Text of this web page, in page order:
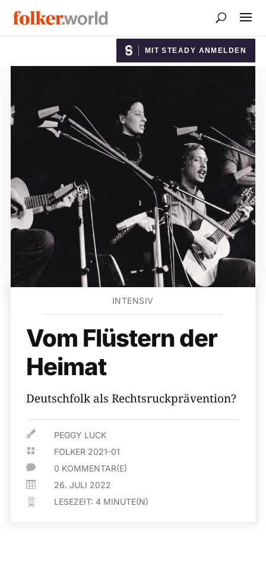
MIT STEADY ANMELDEN
INTENSIV
Vom Flüstern der
Heimat
Deutschfolk als Rechtsruckprävention?
 PEGGY LUCK
 FOLKER 2021-01
 0 KOMMENTAR(E)
 26. JULI 2022
 LESEZEIT: 4 MINUTE(N)